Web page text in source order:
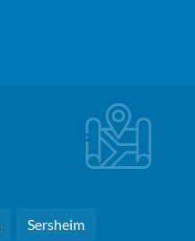
Sersheim